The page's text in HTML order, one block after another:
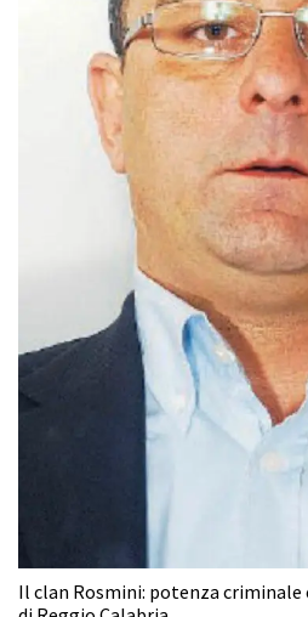
Il clan Rosmini: potenza